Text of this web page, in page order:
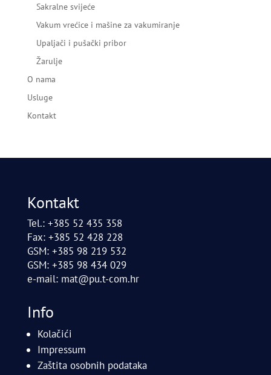
Sakralne svijeće
Vakum vrećice i mašine za vakumiranje
Upaljači i pušački pribor
Žarulje
O nama
Usluge
Kontakt
Kontakt
Tel.: +385 52 435 358
Fax: +385 52 428 228
GSM: +385 98 219 532
GSM: +385 98 434 029
e-mail: mat@pu.t-com.hr
Info
Kolačići
Impressum
Zaštita osobnih podataka